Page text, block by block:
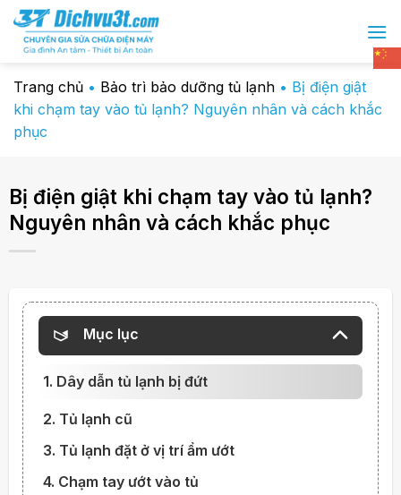
Chuyển
đến
dung
Trang chủ • Bảo trì bảo dưỡng tủ lạnh • Bị điện giật
khi chạm tay vào tủ lạnh? Nguyên nhân và cách khắc
phục
Bị điện giật khi chạm tay vào tủ lạnh?
Nguyên nhân và cách khắc phục
Mục lục
1. Dây dẫn tủ lạnh bị đứt
2. Tủ lạnh cũ
3. Tủ lạnh đặt ở vị trí ẩm ướt
4. Chạm tay ướt vào tủ